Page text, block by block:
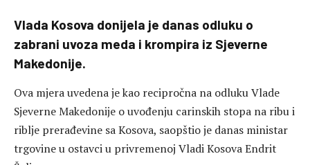
Vlada Kosova donijela je danas odluku o
zabrani uvoza meda i krompira iz Sjeverne
Makedonije.
Ova mjera uvedena je kao recipročna na odluku Vlade
Sjeverne Makedonije o uvođenju carinskih stopa na ribu i
riblje prerađevine sa Kosova, saopštio je danas ministar
trgovine u ostavci u privremenoj Vladi Kosova Endrit